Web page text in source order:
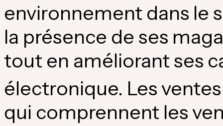
environnement dans le
la présence de ses
tout en améliorant ses
électronique. Les
qui comprennent les